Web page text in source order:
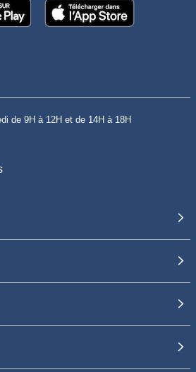
de 9H à 12H et de 14H à 18H